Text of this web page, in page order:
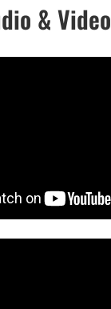
& Video